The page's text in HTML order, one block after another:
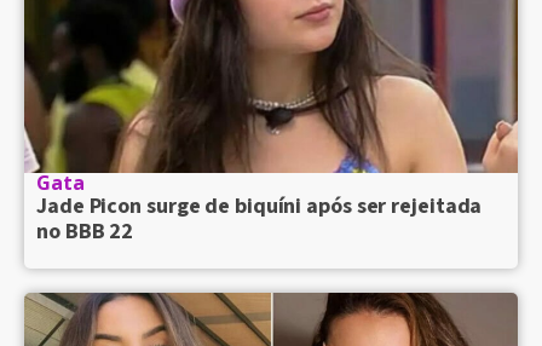
Gata
Jade Picon surge de biquíni após ser rejeitada
no BBB 22